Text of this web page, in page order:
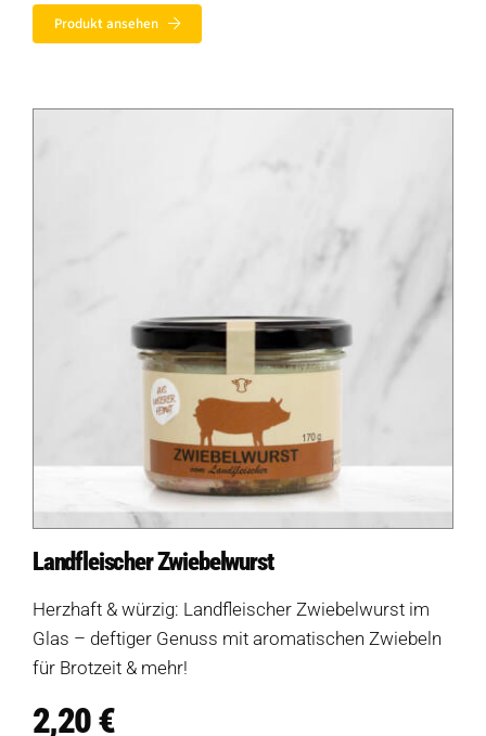
Produkt ansehen
Landfleischer Zwiebelwurst
Herzhaft & würzig: Landfleischer Zwiebelwurst im
Glas – deftiger Genuss mit aromatischen Zwiebeln
für Brotzeit & mehr!
2,20€